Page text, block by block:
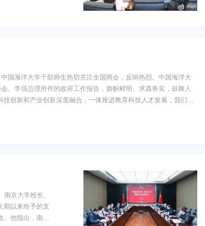
设特色显著的
国海洋大学干部师生热切关注全国两会，反响热烈。中国海洋大
。李强总理所作的政府工作报告，旗帜鲜明、求真务实，鼓舞人
创新和产业创新深度融合，一体推进教育科技人才发展，我们深
京大学校长、
期以来给予的支
他指出，南京